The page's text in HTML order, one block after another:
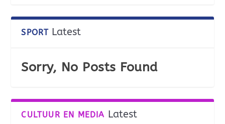
SPORT Latest
Sorry, No Posts Found
CULTUUR EN MEDIA Latest